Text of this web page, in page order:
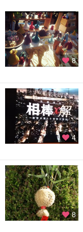
8
4
8